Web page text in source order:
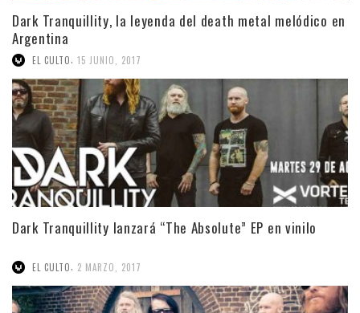
Dark Tranquillity, la leyenda del death metal melódico en
Argentina
EL CULTO, 15 JUNIO, 2017
Dark Tranquillity lanzará “The Absolute” EP en vinilo
EL CULTO 2 MARZO, 2017